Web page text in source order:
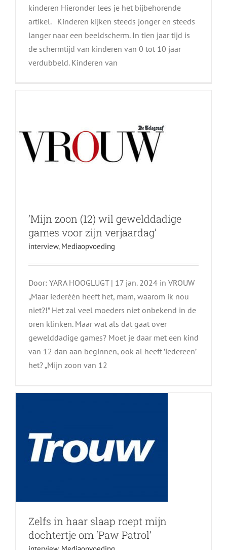
kinderen Hieronder lees je het bijbehorende
artikel. Kinderen kijken steeds jonger en steeds
langer naar een beeldscherm. In tien jaar tijd is
de schermtijd van kinderen van 0 tot 10 jaar
verdubbeld. Kinderen van
’Mijn zoon (12) wil
gewelddadige games voor
zijn verjaardag’
’Mijn zoon (12) wil gewelddadige
games voor zijn verjaardag’
interview, Mediaopvoeding
Door: YARA HOOGLUGT | 17 jan. 2024 in VROUW
„Maar iederéén heeft het, mam, waarom ik nou
niet?!” Het zal veel moeders niet onbekend in de
oren klinken. Maar wat als dat gaat over
gewelddadige games? Moet je daar met een kind
van 12 dan aan beginnen, ook al heeft ’iedereen’
het? „Mijn zoon van 12
Zelfs in haar slaap roept mijn
dochtertje om ‘Paw Patrol’
interview Mediaopvoeding
Zelfs in haar slaap roept mijn
dochtertje om ‘Paw Patrol’